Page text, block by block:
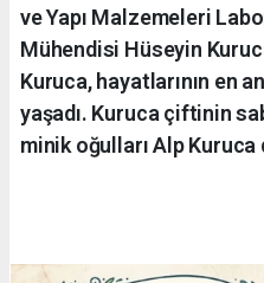
ve Yapı Malzemeleri
Mühendisi Hüseyin
Kuruca, hayatlarının en
yaşadı. Kuruca çiftinin
minik oğulları Alp